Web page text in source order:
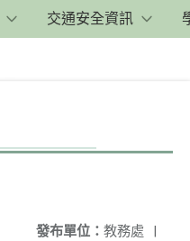
交通安全資訊
發布單位： 教務處 |